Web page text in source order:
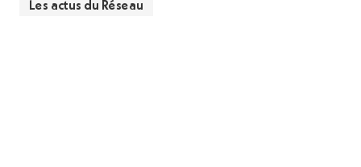
Les actus du Réseau